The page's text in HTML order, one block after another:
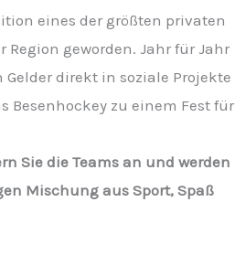
eines der größten privaten
Region geworden. Jahr für Jahr
direkt in soziale Projekte
Besenhockey zu einem Fest für
Sie die Teams an und werden
Mischung aus Sport, Spaß